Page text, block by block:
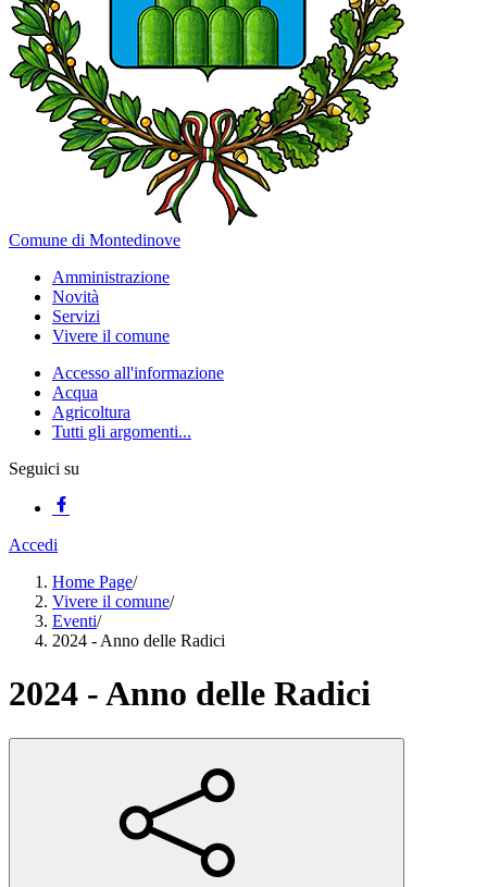
Comune di Montedinove
Amministrazione
Novità
Servizi
Vivere il comune
Accesso all'informazione
Acqua
Agricoltura
Tutti gli argomenti...
Seguici su
Accedi
Home Page/
Vivere il comune/
Eventi/
2024 - Anno delle Radici
2024 - Anno delle Radici